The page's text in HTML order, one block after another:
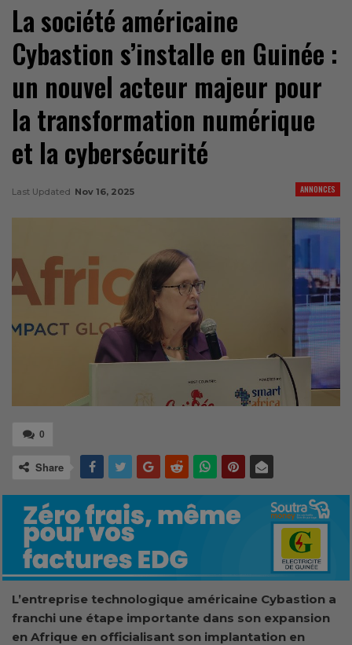
La société américaine
Cybastion s’installe en Guinée :
un nouvel acteur majeur pour
la transformation numérique
et la cybersécurité
ANNONCES
Last Updated Nov 16, 2025
0
Share
L’entreprise technologique américaine Cybastion a
franchi une étape importante dans son expansion
en Afrique en officialisant son implantation en